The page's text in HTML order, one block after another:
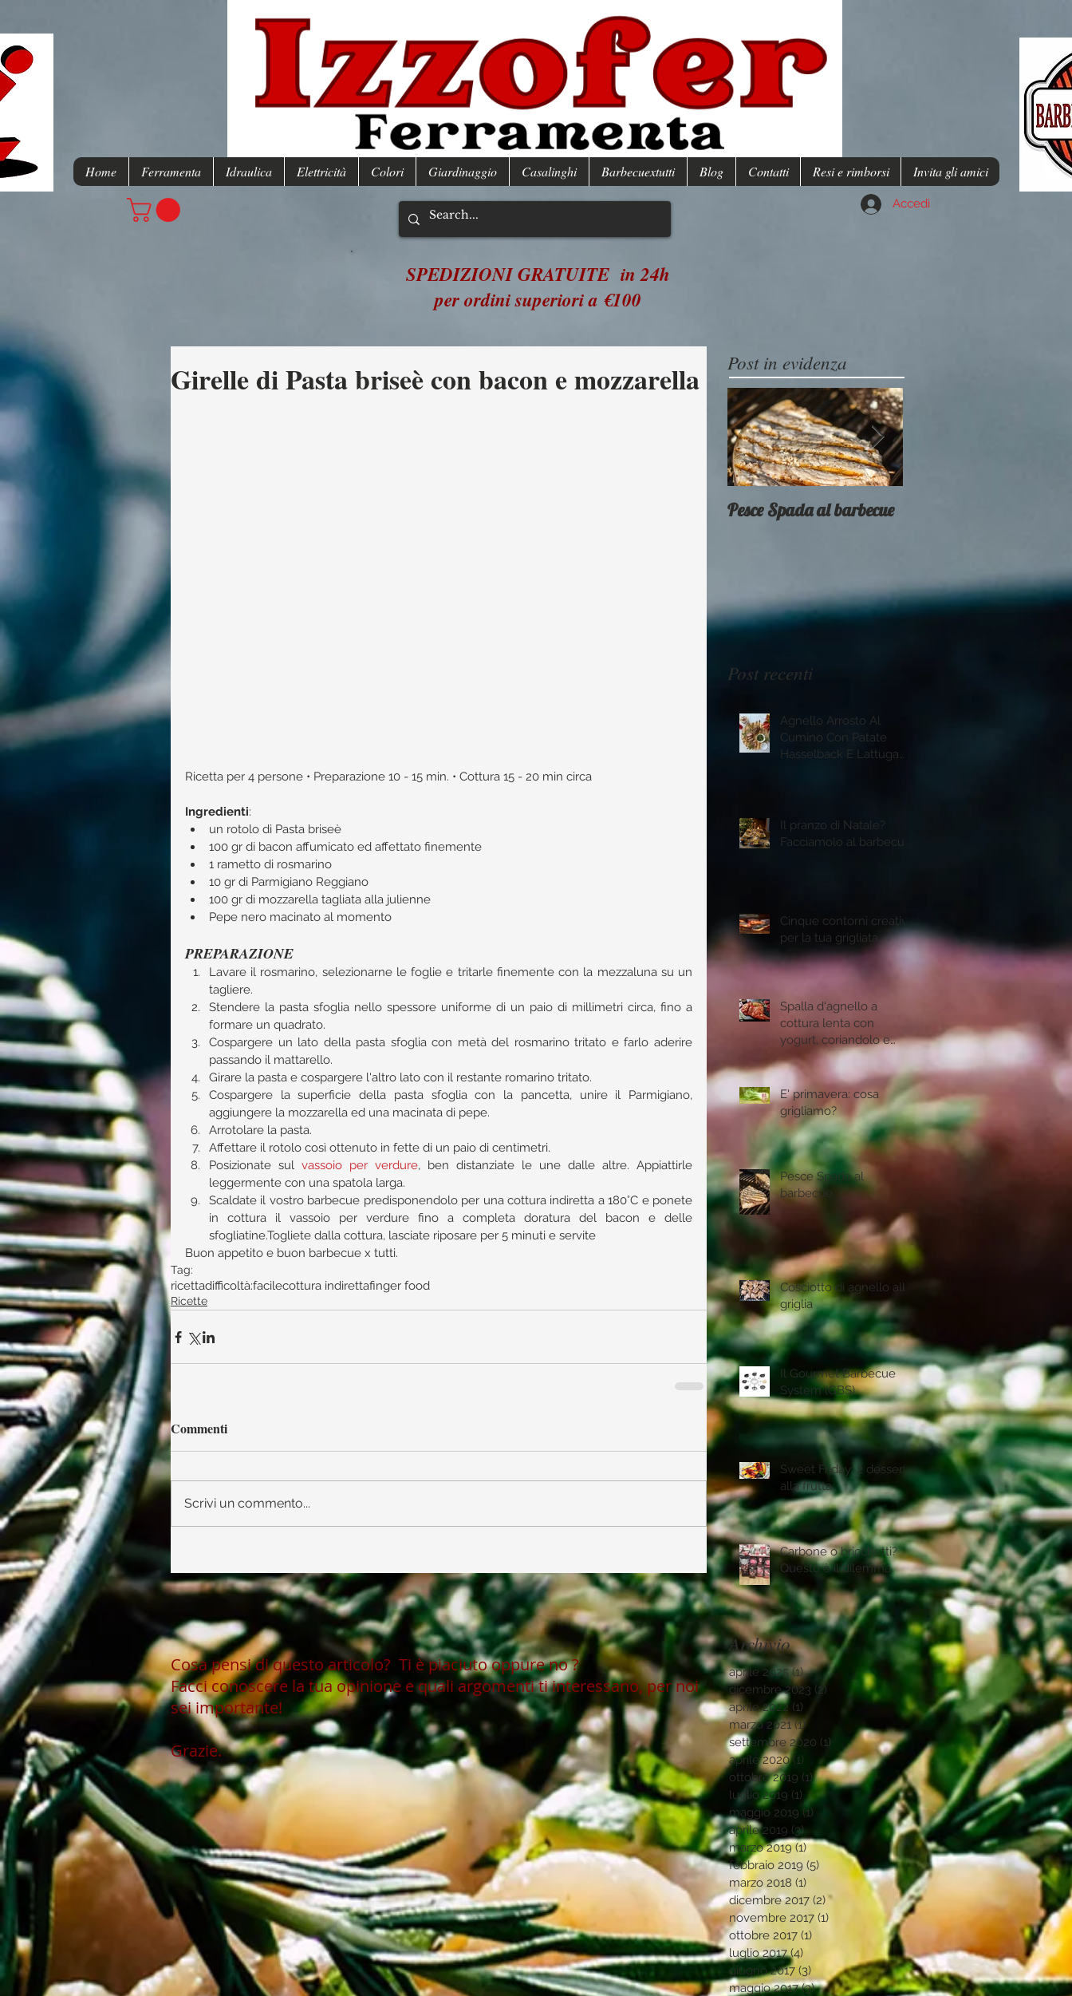
Home Ferramenta Idraulica Elettricità Colori Giardinaggio Casalinghi Barbecuextutti Blog Contatti Resi e rimborsi Invita gli amici
Accedi
SPEDIZIONI GRATUITE in 24h
per ordini superiori a €100
Girelle di Pasta briseè con bacon e mozzarella
Ricetta per 4 persone • Preparazione 10 - 15 min. • Cottura 15 - 20 min circa
Ingredienti:​
un rotolo di Pasta briseè
100 gr di bacon affumicato ed affettato finemente
1 rametto di rosmarino
10 gr di Parmigiano Reggiano
100 gr di mozzarella tagliata alla julienne
Pepe nero macinato al momento
PREPARAZIONE
Lavare il rosmarino, selezionarne le foglie e tritarle finemente con la mezzaluna su un
tagliere.
Stendere la pasta sfoglia nello spessore uniforme di un paio di millimetri circa, fino a
formare un quadrato.
Cospargere un lato della pasta sfoglia con metà del rosmarino tritato e farlo aderire
passando il mattarello.
Girare la pasta e cospargere l'altro lato con il restante romarino tritato.
Cospargere la superficie della pasta sfoglia con la pancetta, unire il Parmigiano,
aggiungere la mozzarella ed una macinata di pepe.
Arrotolare la pasta.
Affettare il rotolo così ottenuto in fette di un paio di centimetri.
Posizionate sul vassoio per verdure, ben distanziate le une dalle altre. Appiattirle
leggermente con una spatola larga.
Scaldate il vostro barbecue predisponendolo per una cottura indiretta a 180°C e ponete
in cottura il vassoio per verdure fino a completa doratura del bacon e delle
sfogliatine.Togliete dalla cottura, lasciate riposare per 5 minuti e servite
Buon appetito e buon barbecue x tutti.
Tag:
ricettadifficoltà:facilecottura indirettafinger food
Ricette
Commenti
Scrivi un commento...
Cosa pensi di questo articolo? Ti è piaciuto oppure no ?
Facci conoscere la tua opinione e quali argomenti ti interessano, per noi
sei importante!
Grazie.
Post in evidenza
Pesce Spada al barbecue
Post recenti
Agnello Arrosto Al
Cumino Con Patate
Hasselback E Lattuga
Il pranzo di Natale?
Facciamolo al barbecue
Cinque contorni creativi
per la tua grigliata
Spalla d'agnello a
cottura lenta con
yogurt, coriandolo e
semi di melogtano
E' primavera: cosa
grigliamo?
Pesce Spada al
barbecue
Cosciotto di agnello alla
griglia
Il Gourmet Barbecue
System (GBS)
Sweet Friday: 2 desserts
alla frutta
Carbone o bricchetti?
Questo è il dilemma.
Archivio
aprile 2025 (1)1 post
dicembre 2023 (2) 2 post
aprile 2022 (1)
marzo 2021 (1)1 post
settembre 2020 (1) 1 post
aprile 2020 (1) 1 post
ottobre 2019 (1)1 post
luglio 2019 (1) 1 post
maggio 2019 (1)
aprile 2019 (3)3 post
marzo 2019 (1)1 post
febbraio 2019 (5) 5 post
marzo 2018 (1)
dicembre 2017 (2)2 post
novembre 2017 (1)
ottobre 2017 (1)
luglio 2017 (4)
giugno 2017 (3) 3 post
maggio 2017 (3)3 post